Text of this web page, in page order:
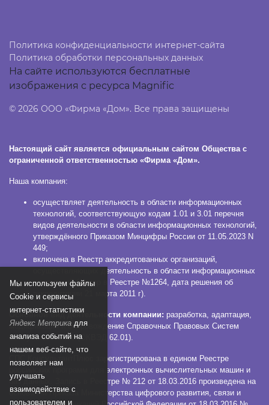
Политика конфиденциальности интернет-сайта
Политика обработки персональных данных
На сайте используются бесплатные
изображения с ресурса Magnific
© 2026 ООО «Фирма «Дом». Все права защищены
Настоящий сайт является официальным сайтом Общества с
ограниченной ответственностью «Фирма «Дом».
Наша компания:
осуществляет деятельность в области информационных
технологий, соответствующую кодам 1.01 и 3.01 перечня
видов деятельности в области информационных технологий,
утверждённого Приказом Минцифры России от 11.05.2023 N
449;
включена в Реестр аккредитованных организаций,
осуществляющих деятельность в области информационных
технологий (номер в Реестре №1264, дата решения об
аккредитации 21 марта 2011 г).
Основной вид деятельности компании: разработка, адаптация,
модификация и сопровождение Справочных Правовых Систем
КонсультантПлюс (ОКВЭД 62.01).
СПС КонсультантПлюс зарегистрирована в едином Реестре
российских программ для электронных вычислительных машин и
баз данных. Запись в Реестре № 212 от 18.03.2016 произведена на
основании Приказа Министерства цифрового развития, связи и
Мы используем файлы
Сookie и сервисы
интернет-статистики
Яндекс Метрика для
анализа событий на
нашем веб-сайте, что
позволяет нам
улучшать
взаимодействие с
пользователем и